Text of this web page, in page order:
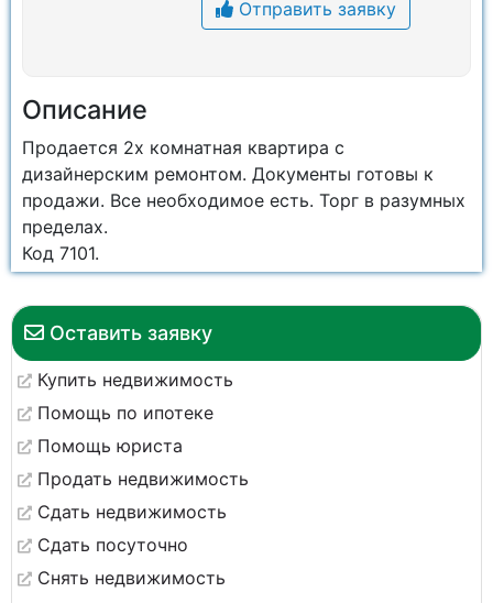
Оставить заявку
Купить недвижимость
Помощь по ипотеке
Помощь юриста
Продать недвижимость
Сдать недвижимость
Сдать посуточно
Снять недвижимость
Отправить заявку
Описание
Продается 2х комнатная квартира с
дизайнерским ремонтом. Документы готовы к
продажи. Все необходимое есть. Торг в разумных
пределах.
Код 7101.